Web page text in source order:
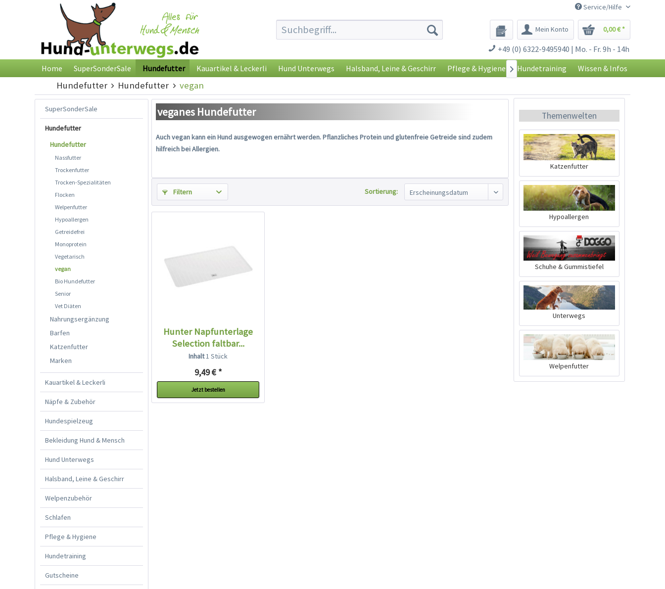
Service/Hilfe
Mein Konto 0,00 € *
+49 (0) 6322-9495940 | Mo. - Fr. 9h - 14h
Home SuperSonderSale Hundefutter Kauartikel & Leckerli Hund Unterwegs Halsband, Leine & Geschirr Pflege & Hygiene Hundetraining Wissen & Infos

Hundefutter Hundefutter vegan
SuperSonderSale
Hundefutter
Hundefutter
Nassfutter
Trockenfutter
Trocken-Spezialitäten
Flocken
Welpenfutter
Hypoallergen
Getreidefrei
Monoprotein
Vegetarisch
vegan
Bio Hundefutter
Senior
Vet Diäten
Nahrungsergänzung
Barfen
Katzenfutter
Marken
Kauartikel & Leckerli
Näpfe & Zubehör
Hundespielzeug
Bekleidung Hund & Mensch
Hund Unterwegs
Halsband, Leine & Geschirr
Welpenzubehör
Schlafen
Pflege & Hygiene
Hundetraining
Gutscheine
veganes Hundefutter
Auch vegan kann ein Hund ausgewogen ernährt werden. Pflanzliches Protein und glutenfreie Getreide sind zudem
hilfreich bei Allergien.
Filtern Sortierung:
Hunter Napfunterlage
Selection faltbar...
Inhalt1 Stück
9,49 € *
Jetzt bestellen
Themenwelten
Katzenfutter
Hypoallergen
Schuhe & Gummistiefel
Unterwegs
Welpenfutter